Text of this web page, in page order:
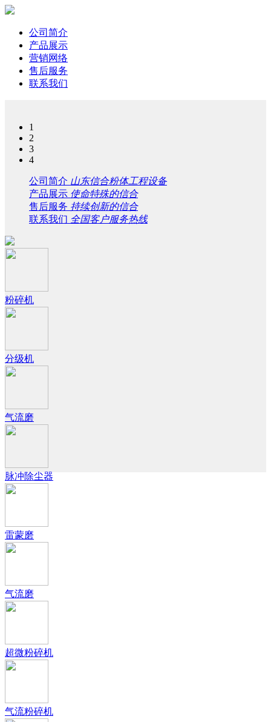
公司简介
产品展示
营销网络
售后服务
联系我们
1
2
3
4
公司简介 山东信合粉体工程设备
产品展示 使命特殊的信合
售后服务 持续创新的信合
联系我们 全国客户服务热线
粉碎机
分级机
气流磨
脉冲除尘器
雷蒙磨
气流磨
超微粉碎机
气流粉碎机